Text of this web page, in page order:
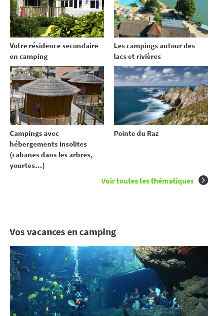
Votre résidence secondaire
en camping
Les campings autour des
lacs et rivières
Campings avec
hébergements insolites
(cabanes dans les arbres,
yourtes...)
Pointe du Raz
Voir toutes les thématiques
Vos vacances en camping